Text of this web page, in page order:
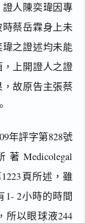
人陳奕瑋因專
蔡岳霖身上未
之證述均未能
上開證人之證
故原告主張蔡
年評字第828號
Medicolegal
頁所述，雖
1- 2小時的時間
所以眼球液244